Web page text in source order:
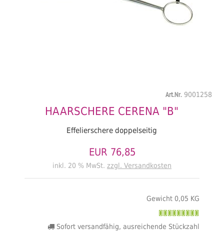
Art.Nr. 9001258
HAARSCHERE CERENA "B"
Effelierschere doppelseitig
EUR 76,85
inkl. 20 % MwSt. zzgl. Versandkosten
Gewicht 0,05 KG
Sofort versandfähig, ausreichende Stückzahl